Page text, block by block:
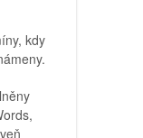
kdy